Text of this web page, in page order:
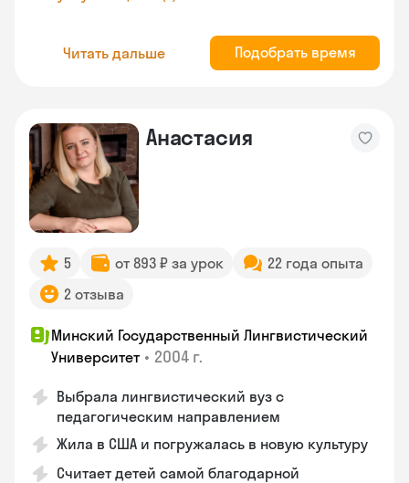
Читать дальше Подобрать время
Анастасия
5 от 893 ₽ за урок
22 года опыта
2 отзыва
Минский Государственный Лингвистический
Университет • 2004 г.
Выбрала лингвистический вуз с
педагогическим направлением
Жила в США и погружалась в новую культуру
Считает детей самой благодарной